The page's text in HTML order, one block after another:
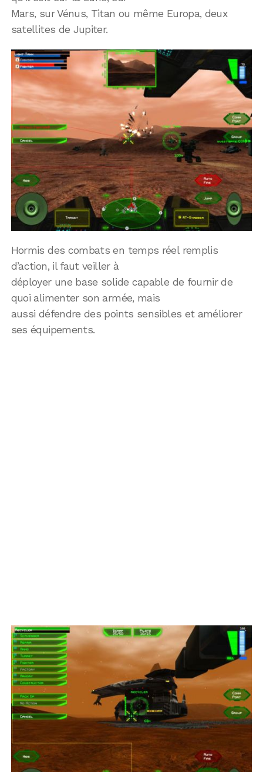
Mars, sur Vénus, Titan ou même Europa, deux
satellites de Jupiter.
Hormis des combats en temps réel remplis
d’action, il faut veiller à
déployer une base solide capable de fournir de
quoi alimenter son armée, mais
aussi défendre des points sensibles et améliorer
ses équipements.